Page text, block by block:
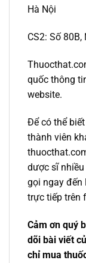
Hà Nội
CS2: Số
quốc thông
website.
Để có thể
thành viên
dược sĩ
gọi ngay đến
trực tiếp trên
Cảm ơn quý
dõi bài viết
chỉ mua